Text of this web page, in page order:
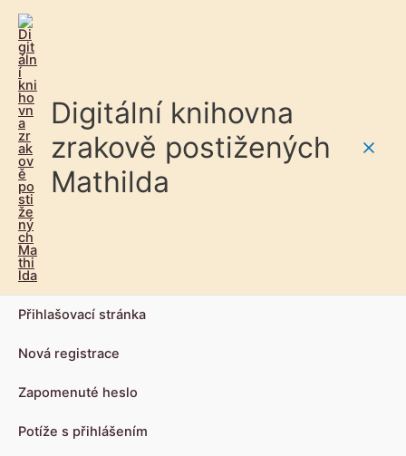
Digitální knihovna
zrakově postižených
Mathilda
Přihlašovací stránka
Nová registrace
Zapomenuté heslo
Potíže s přihlášením